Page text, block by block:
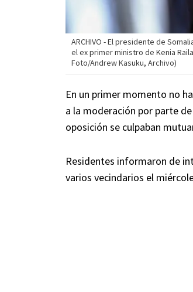
ARCHIVO - El presidente de
el ex primer ministro de Kenia
Foto/Andrew Kasuku, Archivo)
En un primer momento no
a la moderación por parte
oposición se culpaban
Residentes informaron de
varios vecindarios el